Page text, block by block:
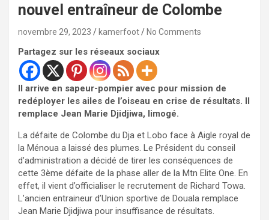
nouvel entraîneur de Colombe
novembre 29, 2023 kamerfoot No Comments
Partagez sur les réseaux sociaux
Il arrive en sapeur-pompier avec pour mission de
redéployer les ailes de l’oiseau en crise de résultats. Il
remplace Jean Marie Djidjiwa, limogé.
La défaite de Colombe du Dja et Lobo face à Aigle royal de
la Ménoua a laissé des plumes. Le Président du conseil
d’administration a décidé de tirer les conséquences de
cette 3ème défaite de la phase aller de la Mtn Elite One. En
effet, il vient d’officialiser le recrutement de Richard Towa.
L’ancien entraineur d’Union sportive de Douala remplace
Jean Marie Djidjiwa pour insuffisance de résultats.